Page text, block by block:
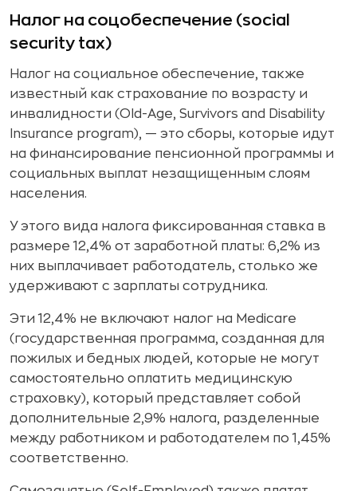
Налог на соцобеспечение (social
security tax)
Налог на социальное обеспечение, также
известный как страхование по возрасту и
инвалидности (Old-Age, Survivors and Disability
Insurance program), — это сборы, которые идут
на финансирование пенсионной программы и
социальных выплат незащищенным слоям
населения.
У этого вида налога фиксированная ставка в
размере 12,4% от заработной платы: 6,2% из
них выплачивает работодатель, столько же
удерживают с зарплаты сотрудника.
Эти 12,4% не включают налог на Medicare
(государственная программа, созданная для
пожилых и бедных людей, которые не могут
самостоятельно оплатить медицинскую
страховку), который представляет собой
дополнительные 2,9% налога, разделенные
между работником и работодателем по 1,45%
соответственно.